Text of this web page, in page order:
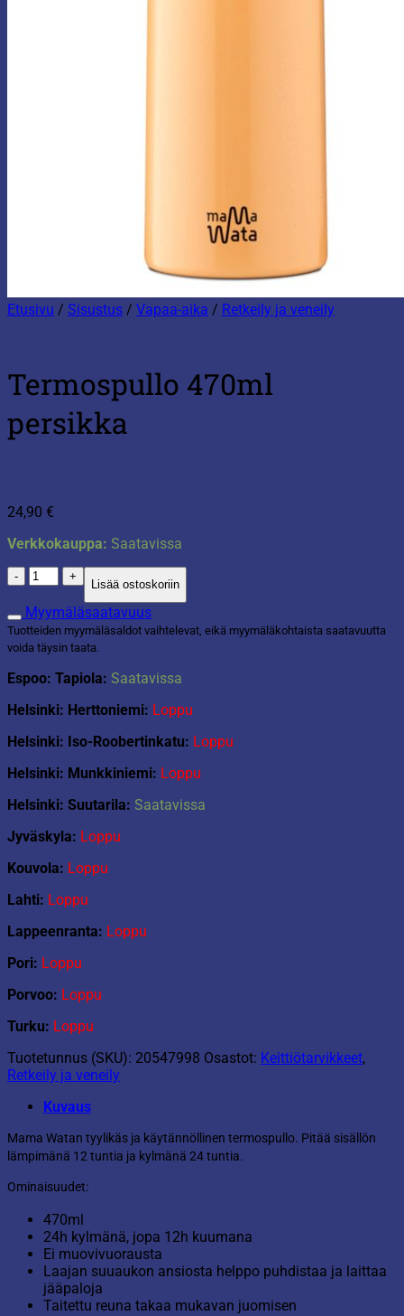
Etusivu / Sisustus / Vapaa-aika / Retkeily ja veneily
Termospullo 470ml
persikka
24,90 €
Verkkokauppa: Saatavissa
Termospullo
470ml
persikka
määrä
Lisää ostoskoriin
Myymäläsaatavuus
Tuotteiden myymäläsaldot vaihtelevat, eikä myymäläkohtaista saatavuutta
voida täysin taata.
Espoo: Tapiola: Saatavissa
Helsinki: Herttoniemi: Loppu
Helsinki: Iso-Roobertinkatu: Loppu
Helsinki: Munkkiniemi: Loppu
Helsinki: Suutarila: Saatavissa
Jyväskyla: Loppu
Kouvola: Loppu
Lahti: Loppu
Lappeenranta: Loppu
Pori: Loppu
Porvoo: Loppu
Turku: Loppu
Tuotetunnus (SKU): 20547998 Osastot: Keittiötarvikkeet,
Retkeily ja veneily
Kuvaus
Mama Watan tyylikäs ja käytännöllinen termospullo. Pitää sisällön
lämpimänä 12 tuntia ja kylmänä 24 tuntia.
Ominaisuudet:
470ml
24h kylmänä, jopa 12h kuumana
Ei muovivuorausta
Laajan suuaukon ansiosta helppo puhdistaa ja laittaa
jääpaloja
Taitettu reuna takaa mukavan juomisen